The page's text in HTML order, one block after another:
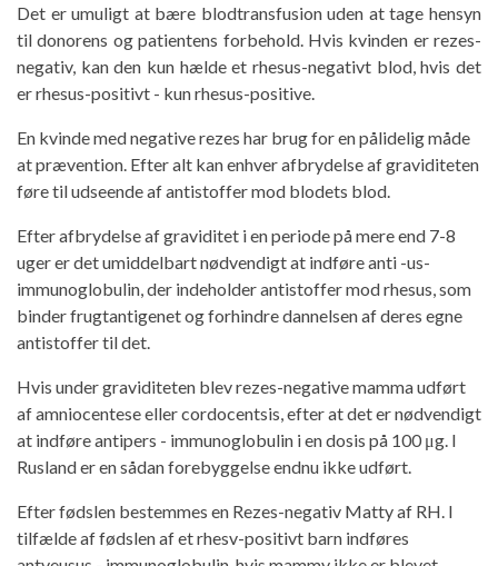
Det er umuligt at bære blodtransfusion uden at tage hensyn
til donorens og patientens forbehold. Hvis kvinden er rezes-
negativ, kan den kun hælde et rhesus-negativt blod, hvis det
er rhesus-positivt - kun rhesus-positive.
En kvinde med negative rezes har brug for en pålidelig måde
at prævention. Efter alt kan enhver afbrydelse af graviditeten
føre til udseende af antistoffer mod blodets blod.
Efter afbrydelse af graviditet i en periode på mere end 7-8
uger er det umiddelbart nødvendigt at indføre anti -us-
immunoglobulin, der indeholder antistoffer mod rhesus, som
binder frugtantigenet og forhindre dannelsen af ​​deres egne
antistoffer til det.
Hvis under graviditeten blev rezes-negative mamma udført
af amniocentese eller cordocentsis, efter at det er nødvendigt
at indføre antipers - immunoglobulin i en dosis på 100 μg. I
Rusland er en sådan forebyggelse endnu ikke udført.
Efter fødslen bestemmes en Rezes-negativ Matty af RH. I
tilfælde af fødslen af ​​et rhesv-positivt barn indføres